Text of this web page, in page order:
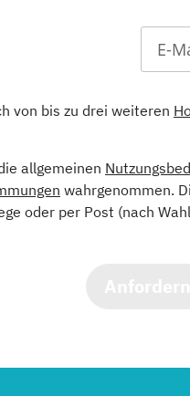
von bis zu drei weiteren
allgemeinen
wahrgenommen.
oder per Post (nach